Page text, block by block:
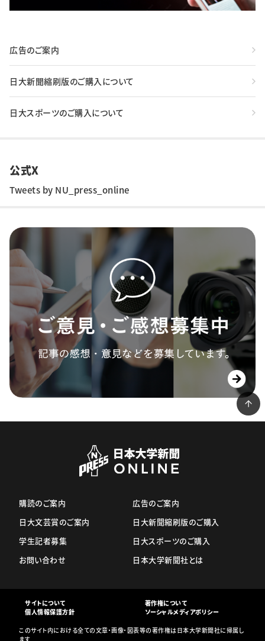
広告のご案内
日大新聞縮刷版のご購入について
日大スポーツのご購入について
公式X
Tweets by NU_press_online
購読のご案内
日大文芸賞のご案内
学生記者募集
お問い合わせ
広告のご案内
日大新聞縮刷版のご購入
日大スポーツのご購入
日本大学新聞社とは
サイトについて
著作権について
個人情報保護方針
ソーシャルメディアポリシー
このサイト内における全ての文章・画像・図表等の著作権は日本大学新聞社に帰属し
ます